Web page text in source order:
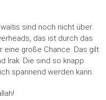
sind noch nicht über
das ist durch das
eine große Chance. Das gilt
Irak. Die sind so knapp
spannend werden kann.